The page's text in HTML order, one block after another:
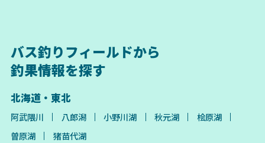
バス釣りフィールドから
釣果情報を探す
北海道・東北
阿武隈川 八郎潟 小野川湖 秋元湖
桧原湖
曽原湖
猪苗代湖